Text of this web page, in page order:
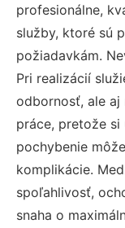
profesionálne,
služby, ktoré sú
požiadavkám.
Pri realizácií
odbornosť, ale aj
práce, pretože si
pochybenie
komplikácie.
spoľahlivosť,
snaha o